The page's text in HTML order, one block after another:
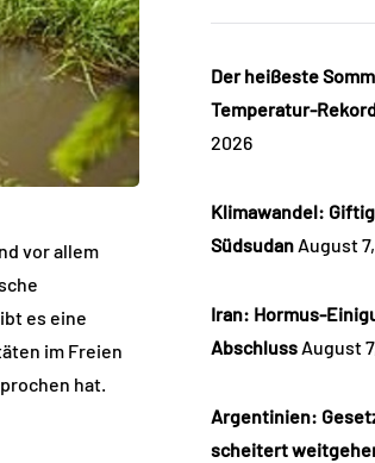
vor allem
es eine
im Freien
hat.
Der heißeste
Temperatur-
2026
Klimawandel:
Südsudan August
Iran: Hormus-
Abschluss August
Argentinien:
scheitert